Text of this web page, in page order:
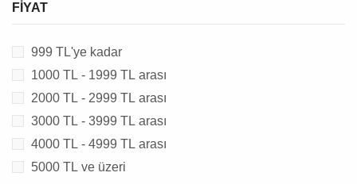
FIYAT
999 TL'ye kadar
1000 TL - 1999 TL arası
2000 TL - 2999 TL arası
3000 TL - 3999 TL arası
4000 TL - 4999 TL arası
5000 TL ve üzeri